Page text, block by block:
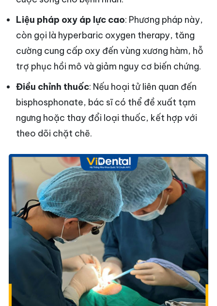
Liệu pháp oxy áp lực cao: Phương pháp này,
còn gọi là hyperbaric oxygen therapy, tăng
cường cung cấp oxy đến vùng xương hàm, hỗ
trợ phục hồi mô và giảm nguy cơ biến chứng.
Điều chỉnh thuốc: Nếu hoại tử liên quan đến
bisphosphonate, bác sĩ có thể đề xuất tạm
ngưng hoặc thay đổi loại thuốc, kết hợp với
theo dõi chặt chẽ.